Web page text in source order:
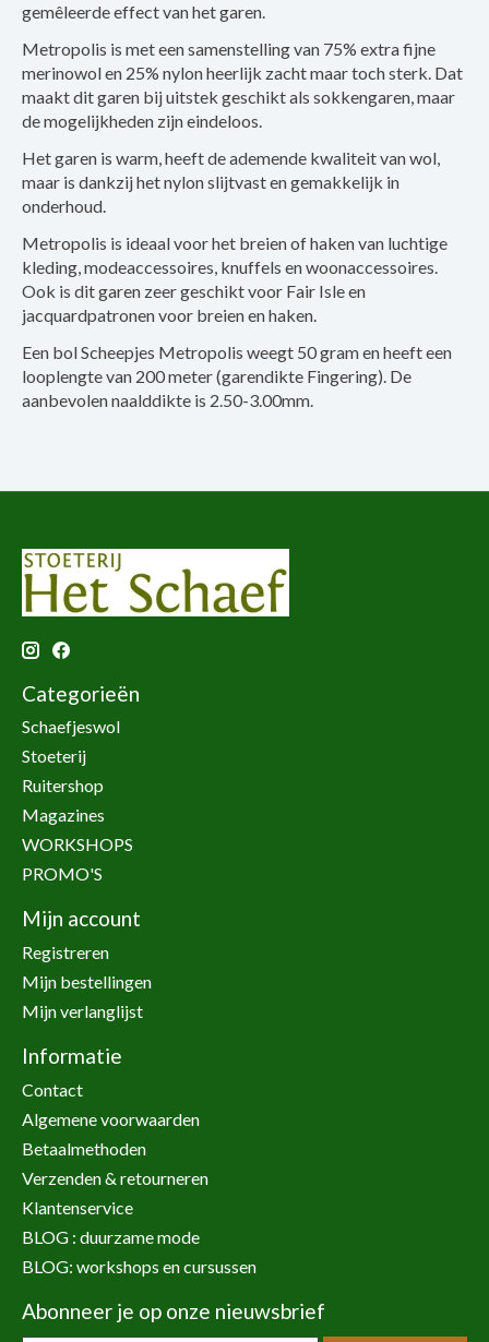
gemêleerde effect van het garen.
Metropolis is met een samenstelling van 75% extra fijne
merinowol en 25% nylon heerlijk zacht maar toch sterk. Dat
maakt dit garen bij uitstek geschikt als sokkengaren, maar
de mogelijkheden zijn eindeloos.
Het garen is warm, heeft de ademende kwaliteit van wol,
maar is dankzij het nylon slijtvast en gemakkelijk in
onderhoud.
Metropolis is ideaal voor het breien of haken van luchtige
kleding, modeaccessoires, knuffels en woonaccessoires.
Ook is dit garen zeer geschikt voor Fair Isle en
jacquardpatronen voor breien en haken.
Een bol Scheepjes Metropolis weegt 50 gram en heeft een
looplengte van 200 meter (garendikte Fingering). De
aanbevolen naalddikte is 2.50-3.00mm.
Categorieën
Schaefjeswol
Stoeterij
Ruitershop
Magazines
WORKSHOPS
PROMO'S
Mijn account
Registreren
Mijn bestellingen
Mijn verlanglijst
Informatie
Contact
Algemene voorwaarden
Betaalmethoden
Verzenden & retourneren
Klantenservice
BLOG : duurzame mode
BLOG: workshops en cursussen
Abonneer je op onze nieuwsbrief